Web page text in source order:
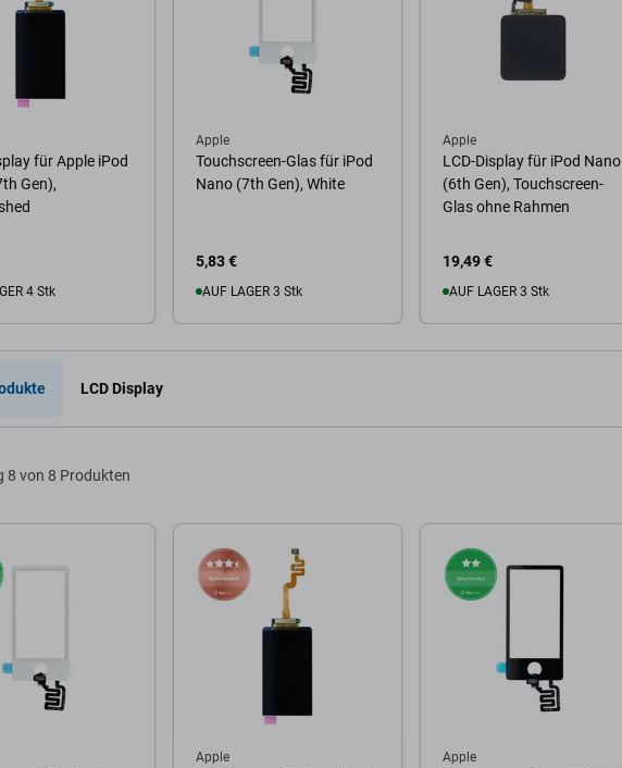
für Apple iPod
Gen),
4 Stk
Apple
Touchscreen-Glas für iPod
Nano (7th Gen), White
5,83 €
AUF LAGER 3 Stk
Zum Warenkorb
Apple
LCD-Display für iPod Nano
(6th Gen), Touchscreen-
Glas ohne Rahmen
19,49 €
AUF LAGER 3 Stk
Zum Warenkorb
LCD Display
8 von 8 Produkten
Apple Apple